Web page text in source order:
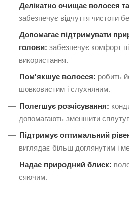
Делікатно очищає волосся
забезпечує відчуття чистоти
Допомагає підтримувати
голови: забезпечує комфорт
використання.
Пом'якшує волосся: робить
шовковистим і слухняним.
Полегшує розчісування:
допомагають зменшити
Підтримує оптимальний
виглядає більш доглянутим і
Надає природний блиск:
сяючим.